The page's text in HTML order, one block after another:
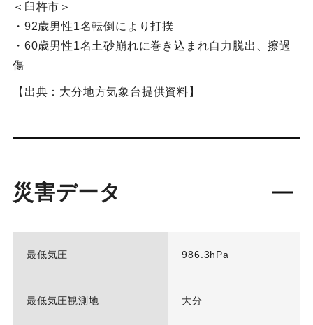
＜臼杵市＞
・92歳男性1名転倒により打撲
・60歳男性1名土砂崩れに巻き込まれ自力脱出、擦過
傷
【出典：大分地方気象台提供資料】
災害データ
最低気圧 986.3hPa
最低気圧観測地 大分